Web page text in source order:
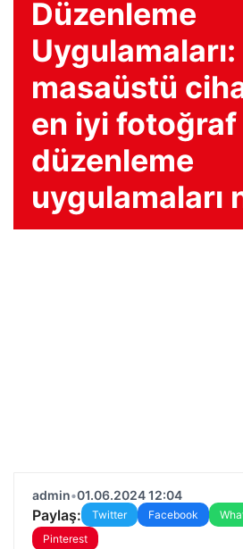
Düzenleme
masaüstü
en iyi fotoğraf
düzenleme
uygulamaları
admin•01.06.2024 12:04
Paylaş: Twitter Facebook
Pinterest